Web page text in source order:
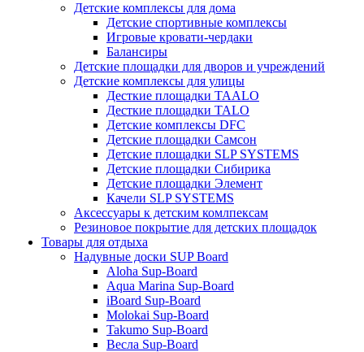
Детские комплексы для дома
Детские спортивные комплексы
Игровые кровати-чердаки
Балансиры
Детские площадки для дворов и учреждений
Детские комплексы для улицы
Десткие площадки TAALO
Десткие площадки TALO
Детские комплексы DFC
Детские площадки Самсон
Детские площадки SLP SYSTEMS
Детские площадки Сибирика
Детские площадки Элемент
Качели SLP SYSTEMS
Аксессуары к детским комлпексам
Резиновое покрытие для детских площадок
Товары для отдыха
Надувные доски SUP Board
Aloha Sup-Board
Aqua Marina Sup-Board
iBoard Sup-Board
Molokai Sup-Board
Takumo Sup-Board
Весла Sup-Board